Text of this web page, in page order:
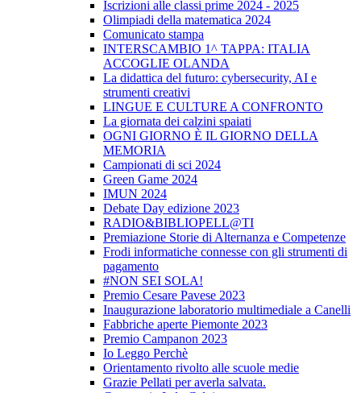
Iscrizioni alle classi prime 2024 - 2025
Olimpiadi della matematica 2024
Comunicato stampa
INTERSCAMBIO 1^ TAPPA: ITALIA
ACCOGLIE OLANDA
La didattica del futuro: cybersecurity, AI e
strumenti creativi
LINGUE E CULTURE A CONFRONTO
La giornata dei calzini spaiati
OGNI GIORNO È IL GIORNO DELLA
MEMORIA
Campionati di sci 2024
Green Game 2024
IMUN 2024
Debate Day edizione 2023
RADIO&BIBLIOPELL@TI
Premiazione Storie di Alternanza e Competenze
Frodi informatiche connesse con gli strumenti di
pagamento
#NON SEI SOLA!
Premio Cesare Pavese 2023
Inaugurazione laboratorio multimediale a Canelli
Fabbriche aperte Piemonte 2023
Premio Campanon 2023
Io Leggo Perchè
Orientamento rivolto alle scuole medie
Grazie Pellati per averla salvata.